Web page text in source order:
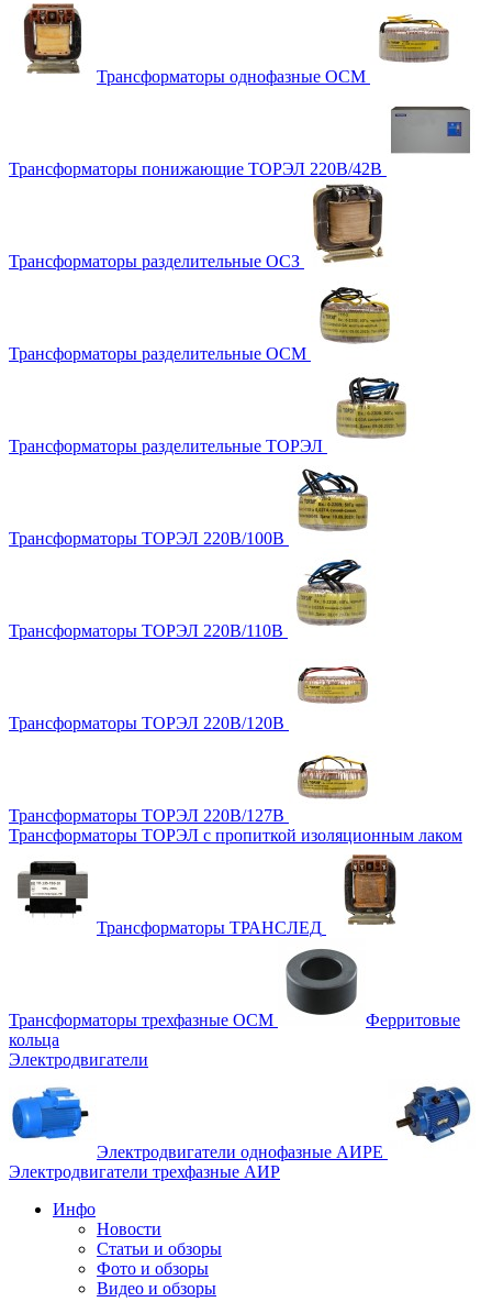
Трансформаторы однофазные ОСМ
Трансформаторы понижающие ТОРЭЛ 220В/42В
Трансформаторы разделительные ОСЗ
Трансформаторы разделительные ОСМ
Трансформаторы разделительные ТОРЭЛ
Трансформаторы ТОРЭЛ 220В/100В
Трансформаторы ТОРЭЛ 220В/110В
Трансформаторы ТОРЭЛ 220В/120В
Трансформаторы ТОРЭЛ 220В/127В
Трансформаторы ТОРЭЛ с пропиткой изоляционным лаком
Трансформаторы ТРАНСЛЕД
Трансформаторы трехфазные ОСМ
Ферритовые
кольца
Электродвигатели
Электродвигатели однофазные АИРЕ
Электродвигатели трехфазные АИР
Инфо
Новости
Статьи и обзоры
Фото и обзоры
Видео и обзоры